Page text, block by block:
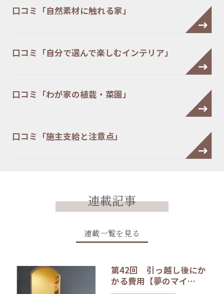
口コミ「自然素材に触れる家」
口コミ「自分で選んで楽しむインテリア」
口コミ「わが家の植栽・菜園」
口コミ「施主支給と注意点」
連載記事
連載一覧を見る
第42回 引っ越し後にか
かる費用【夢のマイ…